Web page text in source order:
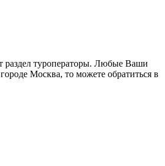
раздел туроператоры. Любые Ваши
Москва, то можете обратиться в